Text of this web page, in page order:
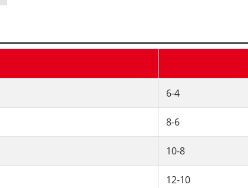
6-4
8-6
10-8
12-10